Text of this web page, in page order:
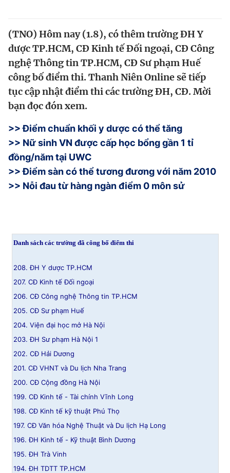
Tin thị trường Tin 360
Video Magazine
Sản phẩm khác
Tiện ích Bạn cần biết
Thông tin tòa soạn
Đọc Thanh Niên trên điện thoại
Theo dõi báo trên
Hotline
Tổng biên tập: Nguyễn Ngọc Toàn
Phó tổng biên tập: Lâm Hiếu Dũng
Phó tổng biên tập: Trần Việt Hưng
Tổng thư ký tòa soạn: Đức Trung
Giấy phép xuất bản số 110/GP - BTTTT cấp ngày 24.3.2020
© 2003-2026 Bản quyền thuộc về Báo Thanh Niên. Cấm sao
chép dưới mọi hình thức nếu không có sự chấp thuận bằng văn
(TNO) Hôm nay (1.8), có thêm trường ĐH Y
dược TP.HCM, CĐ Kinh tế Đối ngoại, CĐ Công
nghệ Thông tin TP.HCM, CĐ Sư phạm Huế
công bố điểm thi. Thanh Niên Online sẽ tiếp
tục cập nhật điểm thi các trường ĐH, CĐ. Mời
bạn đọc đón xem.
>>Điểm chuẩn khối y dược có thể tăng
>> Nữ sinh VN được cấp học bổng gần 1 tỉ
đồng/năm tại UWC
>>Điểm sàn có thể tương đương với năm 2010
>> Nỗi đau từ hàng ngàn điểm 0 môn sử
Danh sách các trường đã công bố điểm thi
208. ĐH Y dược TP.HCM
207. CĐ Kinh tế Đối ngoại
206. CĐ Công nghệ Thông tin TP.HCM
205. CĐ Sư phạm Huế
204. Viện đại học mở Hà Nội
203. ĐH Sư phạm Hà Nội 1
202. CĐ Hải Dương
201. CĐ VHNT và Du lịch Nha Trang
200. CĐ Cộng đồng Hà Nội
199. CĐ Kinh tế - Tài chính Vĩnh Long
198. CĐ Kinh tế kỹ thuật Phú Thọ
197. CĐ Văn hóa Nghệ Thuật và Du lịch Hạ Long
196. ĐH Kinh tế - Kỹ thuật Bình Dương
195. ĐH Trà Vinh
194. ĐH TDTT TP.HCM